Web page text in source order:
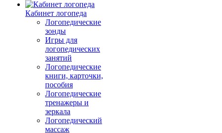
Кабинет логопеда
Логопедические
зонды
Игры для
логопедических
занятий
Логопедические
книги, карточки,
пособия
Логопедические
тренажеры и
зеркала
Логопедический
массаж